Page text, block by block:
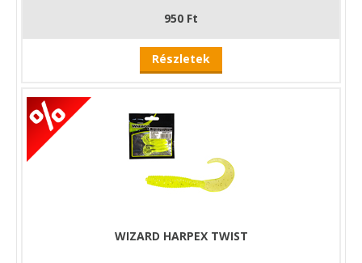
950 Ft
Részletek
WIZARD HARPEX TWIST